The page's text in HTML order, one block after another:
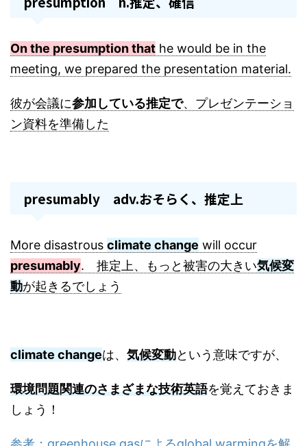
On the presumption that he would be in the
meeting, we prepared the presentation material.
彼が会議に参加している推定で、プレゼンテーショ
ン資料を準備した
presumably adv.おそらく、推定上
More disastrous climate change will occur
presumably. 推定上、もっと被害の大きい気候変
動が起きるでしょう
climate changeは、 気候変動という意味ですが、
環境問題関連のさまざまな技術英語を覚えておきま
しょう！